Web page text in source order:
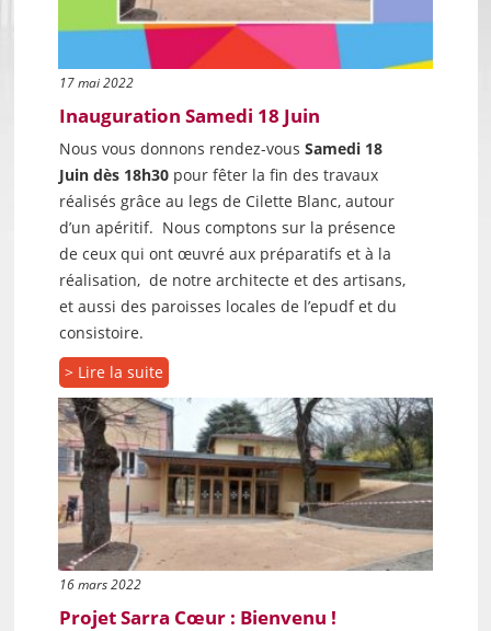
17 mai 2022
Inauguration Samedi 18 Juin
Nous vous donnons rendez-vous Samedi 18
Juin dès 18h30pour fêter la fin des travaux
réalisés grâce au legs de Cilette Blanc, autour
d’un apéritif. Nous comptons sur la présence
de ceux qui ont œuvré aux préparatifs et à la
réalisation, de notre architecte et des artisans,
et aussi des paroisses locales de l’epudf et du
consistoire.
> Lire la suite
16 mars 2022
Projet Sarra Cœur : Bienvenu !